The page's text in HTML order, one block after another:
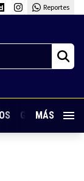
Reportes
GUARDIA
MÁS